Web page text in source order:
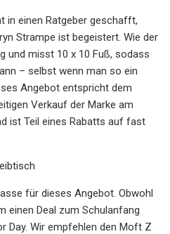
in einen Ratgeber geschafft,
Strampe ist begeistert. Wie der
und misst 10 x 10 Fuß, sodass
– selbst wenn man so ein
Angebot entspricht dem
Verkauf der Marke am
ist Teil eines Rabatts auf fast
für dieses Angebot. Obwohl
einen Deal zum Schulanfang
Day. Wir empfehlen den Moft Z